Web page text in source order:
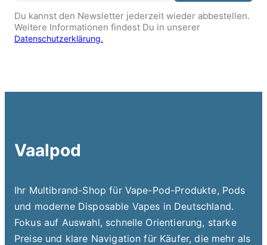
Du kannst den Newsletter jederzeit wieder abbestellen.
Weitere Informationen findest Du in unserer
Datenschutzerklärung.
Vaalpod
Ihr Multibrand-Shop für Vape-Pod-Produkte, Pods
und moderne Disposable Vapes in Deutschland.
Fokus auf Auswahl, schnelle Orientierung, starke
Preise und klare Navigation für Käufer, die mehr als